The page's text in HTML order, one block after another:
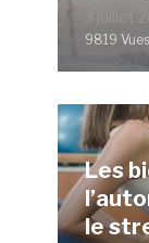
3 juillet
9819 Vues
Les
le